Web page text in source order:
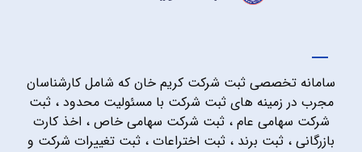
سامانه تخصصی ثبت شرکت کریم خان که شامل کارشناسان
مجرب در زمینه های ثبت شرکت با مسئولیت محدود ، ثبت
شرکت سهامی عام ، ثبت شرکت سهامی خاص ، اخذ کارت
بازرگانی ، ثبت برند ، ثبت اختراعات ، ثبت تغییرات شرکت و